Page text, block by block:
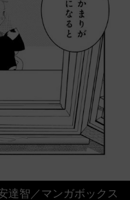
達智／マンガボックス